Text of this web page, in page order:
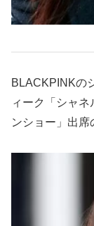
BLACKPINKの
ィーク「シャ
ンショー」出席